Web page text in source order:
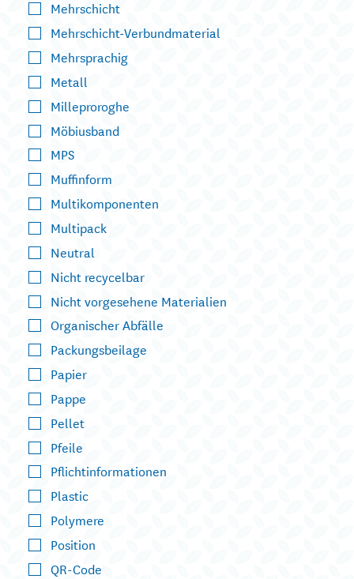
Mehrschicht
Mehrschicht-Verbundmaterial
Mehrsprachig
Metall
Milleproroghe
Möbiusband
MPS
Muffinform
Multikomponenten
Multipack
Neutral
Nicht recycelbar
Nicht vorgesehene Materialien
Organischer Abfälle
Packungsbeilage
Papier
Pappe
Pellet
Pfeile
Pflichtinformationen
Plastic
Polymere
Position
QR-Code